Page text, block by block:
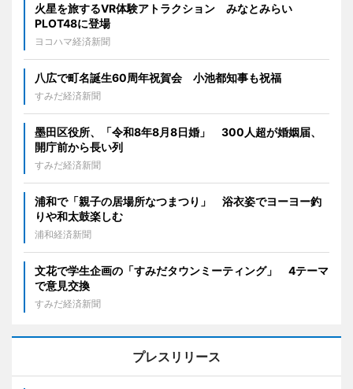
火星を旅するVR体験アトラクション みなとみらい
PLOT48に登場
ヨコハマ経済新聞
八広で町名誕生60周年祝賀会 小池都知事も祝福
すみだ経済新聞
墨田区役所、「令和8年8月8日婚」 300人超が婚姻届、
開庁前から長い列
すみだ経済新聞
浦和で「親子の居場所なつまつり」 浴衣姿でヨーヨー釣
りや和太鼓楽しむ
浦和経済新聞
文花で学生企画の「すみだタウンミーティング」 4テーマ
で意見交換
すみだ経済新聞
プレスリリース